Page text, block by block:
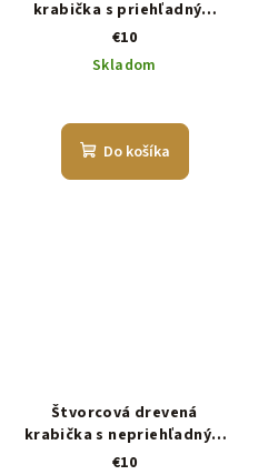
krabička s priehľadným
vekom
€10
Skladom
Do košíka
Štvorcová drevená
krabička s nepriehľadným
vekom
€10